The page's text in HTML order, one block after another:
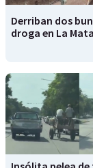
Derriban dos
droga en La